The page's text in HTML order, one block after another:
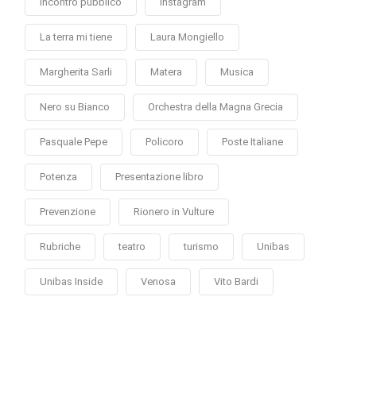
La terra mi tiene Laura Mongiello
Margherita Sarli Matera Musica
Nero su Bianco Orchestra della Magna Grecia
Pasquale Pepe Policoro Poste Italiane
Potenza Presentazione libro
Prevenzione Rionero in Vulture
Rubriche teatro turismo Unibas
Unibas Inside Venosa Vito Bardi